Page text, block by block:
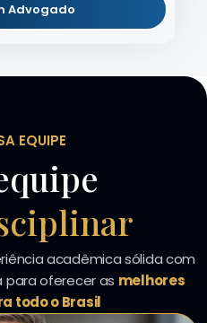
Advogado
EQUIPE
acadêmica sólida com
oferecer as melhores
todo o Brasil